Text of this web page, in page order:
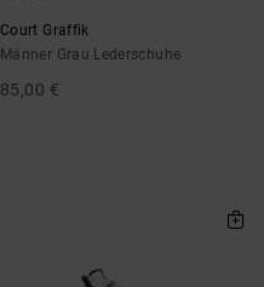
Court Graffik
Männer Grau Lederschuhe
85,00 €